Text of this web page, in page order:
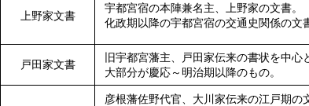
上野家文書
宇都宮宿の本陣兼名主、上野家の文書。
化政期以降の宇都宮宿の交通史関係の文
戸田家文書
旧宇都宮藩主、戸田家伝来の書状を中心
大部分が慶応～明治期以降のもの。
彦根藩佐野代官、大川家伝来の江戸期の